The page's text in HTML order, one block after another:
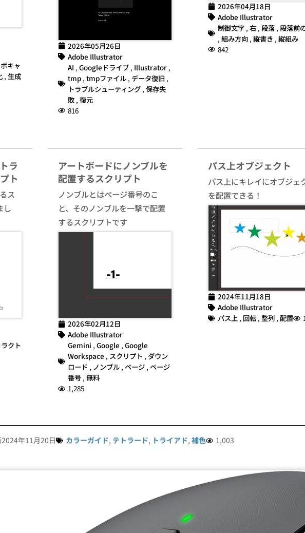
ボキャ
, 生成
2026年05月26日
Adobe Illustrator
AI , Googleドライブ, Illustrator,
tmp, tmpファイル, データ復旧 ,
トラブルシューティング, 保存失
敗, 復元
816
2026年04月18日
Adobe Illustrator
制御文字 , 右 , 段落 , 段落前
, 組み方向 , 縦書き , 縦組み
842
ラ
ト
ス
し
クト
アートボードにノンブルを
配置するスクリプト
ノンブルとはページ番号のこ
と、そのノンブルを一撃で配置
するスクリプトです
2026年02月12日
Adobe Illustrator
Gemini , Google , Google
Workspace , スクリプト , ダウン
ロード , ノンブル, ページ, ページ
番号, 無料
1,285
パス上オブジェクト
パス上にキレイにオブジェ
を配置できる！
2024年11月18日
Adobe Illustrator
パス上 , 回転 , 整列 , 配置
2024年11月20日 カラーガイド, テトラード, トライアド, 補色 1,003